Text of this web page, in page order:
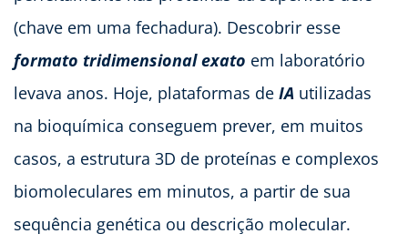
(chave em uma fechadura). Descobrir esse
formato tridimensional exato em laboratório
levava anos. Hoje, plataformas de IA utilizadas
na bioquímica conseguem prever, em muitos
casos, a estrutura 3D de proteínas e complexos
biomoleculares em minutos, a partir de sua
sequência genética ou descrição molecular.